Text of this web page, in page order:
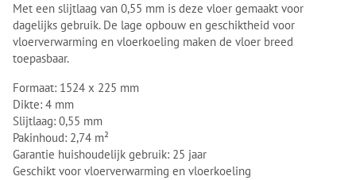
Met een slijtlaag van 0,55 mm is deze vloer gemaakt voor
dagelijks gebruik. De lage opbouw en geschiktheid voor
vloerverwarming en vloerkoeling maken de vloer breed
toepasbaar.
Formaat: 1524 x 225 mm
Dikte: 4 mm
Slijtlaag: 0,55 mm
Pakinhoud: 2,74 m²
Garantie huishoudelijk gebruik: 25 jaar
Geschikt voor vloerverwarming en vloerkoeling